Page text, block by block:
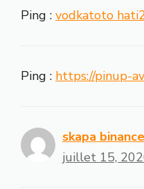
Ping : vodkatoto
Ping : https://pinup-
skapa
juillet 15,